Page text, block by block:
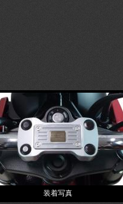
装着写真